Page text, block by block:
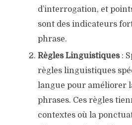
d’interrogation, et
sont des indicateurs
phrase.
Règles Linguistiques:
règles linguistiques
langue pour améliorer
phrases. Ces règles
contextes où la